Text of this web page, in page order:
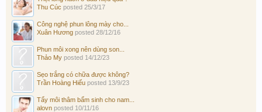
Thu Cúc posted 25/3/17
Công nghệ phun lông mày cho...
Xuân Hương posted 28/12/16
Phun môi xong nên dùng son...
Thảo My posted 14/12/23
Sẹo trắng có chữa được không?
Trần Hoàng Hiếu posted 13/9/23
Tẩy môi thâm bẩm sinh cho nam...
alovn posted 10/11/16